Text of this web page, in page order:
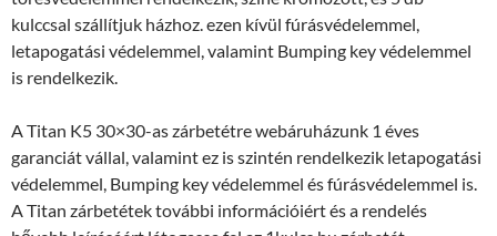
kulccsal szállítjuk házhoz. ezen kívül fúrásvédelemmel,
letapogatási védelemmel, valamint Bumping key védelemmel
is rendelkezik.
A Titan K5 30×30-as zárbetétre webáruházunk 1 éves
garanciát vállal, valamint ez is szintén rendelkezik letapogatási
védelemmel, Bumping key védelemmel és fúrásvédelemmel is.
A Titan zárbetétek további információiért és a rendelés